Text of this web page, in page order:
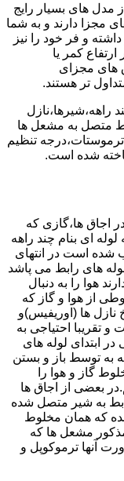
مدل های بسیار رایج
مجزا دارند و به شما
و فر خود را نیز
کمر یا
های مجزای
تر هستند.
راهه،شیرها،نازل
متصل به مشعل ها
تنظیم
شده است.
اجاق ها،گازی که
ای بنام چند راهه
شده است در انتهای
های رابط می پاشد
هوا را به دنبال
از هوا و گاز که
ها (اوریفیس)و
تقریبا احتیاجی به
ابتدای لوله های
به توسط باز و بستن
گاز و هوا را
بعضی از اجاق ها
به شیر متصل شده
که همان مخلوط
مذکور مشعل ها که
آنها ترموکوپل و